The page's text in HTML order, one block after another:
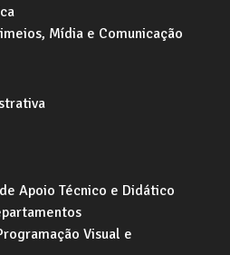
Mídia e Comunicação
Apoio Técnico e Didático
Visual e